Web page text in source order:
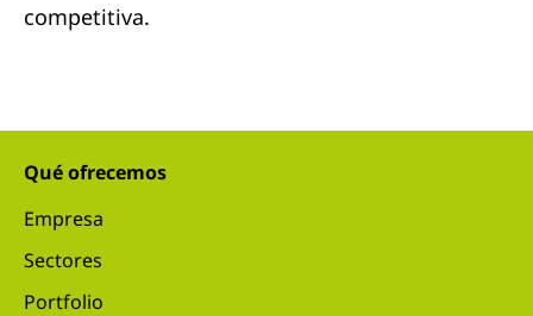
competitiva.
Qué ofrecemos
Empresa
Sectores
Portfolio